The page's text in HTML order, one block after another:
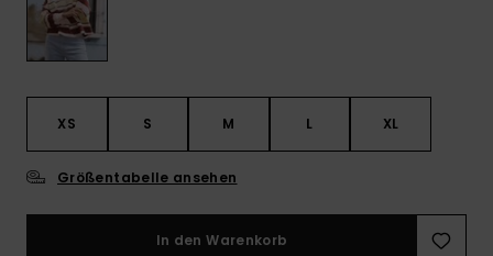
XS S M L XL
Größentabelle ansehen
In den Warenkorb